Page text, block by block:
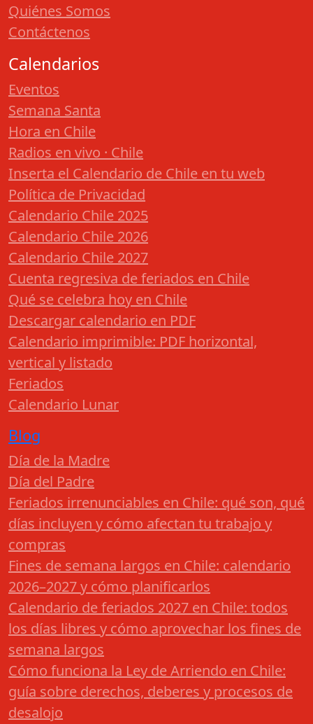
Quiénes Somos
Contáctenos
Calendarios
Eventos
Semana Santa
Hora en Chile
Radios en vivo · Chile
Inserta el Calendario de Chile en tu web
Política de Privacidad
Calendario Chile 2025
Calendario Chile 2026
Calendario Chile 2027
Cuenta regresiva de feriados en Chile
Qué se celebra hoy en Chile
Descargar calendario en PDF
Calendario imprimible: PDF horizontal,
vertical y listado
Feriados
Calendario Lunar
Blog
Día de la Madre
Día del Padre
Feriados irrenunciables en Chile: qué son, qué
días incluyen y cómo afectan tu trabajo y
compras
Fines de semana largos en Chile: calendario
2026–2027 y cómo planificarlos
Calendario de feriados 2027 en Chile: todos
los días libres y cómo aprovechar los fines de
semana largos
Cómo funciona la Ley de Arriendo en Chile:
guía sobre derechos, deberes y procesos de
desalojo